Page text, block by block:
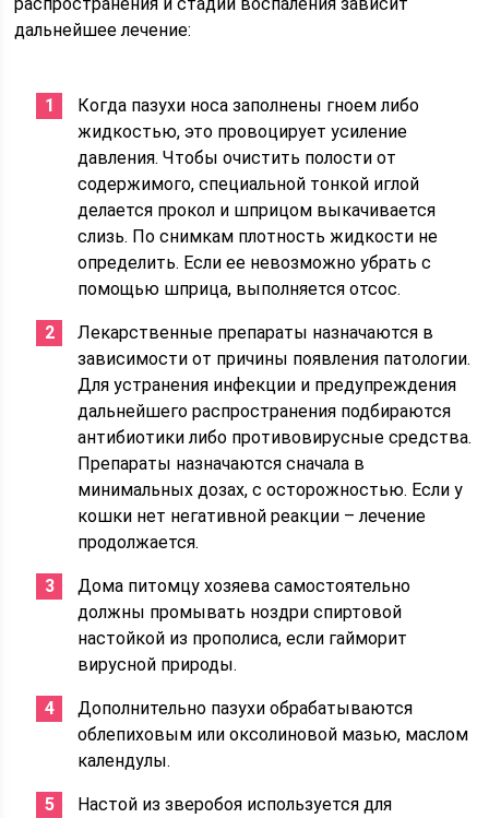
дальнейшее лечение:
Когда пазухи носа заполнены гноем либо
жидкостью, это провоцирует усиление
давления. Чтобы очистить полости от
содержимого, специальной тонкой иглой
делается прокол и шприцом выкачивается
слизь. По снимкам плотность жидкости не
определить. Если ее невозможно убрать с
помощью шприца, выполняется отсос.
Лекарственные препараты назначаются в
зависимости от причины появления патологии.
Для устранения инфекции и предупреждения
дальнейшего распространения подбираются
антибиотики либо противовирусные средства.
Препараты назначаются сначала в
минимальных дозах, с осторожностью. Если у
кошки нет негативной реакции – лечение
продолжается.
Дома питомцу хозяева самостоятельно
должны промывать ноздри спиртовой
настойкой из прополиса, если гайморит
вирусной природы.
Дополнительно пазухи обрабатываются
облепиховым или оксолиновой мазью, маслом
календулы.
Настой из зверобоя используется для